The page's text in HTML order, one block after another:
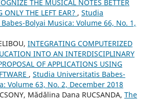
THE MUSICAL NOTES BETTER
ONLY THE LEFT EAR? , Studia
Bolyai Musica: Volume 66, No. 1,
INTEGRATING COMPUTERIZED
INTO AN INTERDISCIPLINARY
OF APPLICATIONS USING
, Studia Universitatis Babes-
Volume 63, No. 2, December 2018
Mădălina Dana RUCSANDA, The